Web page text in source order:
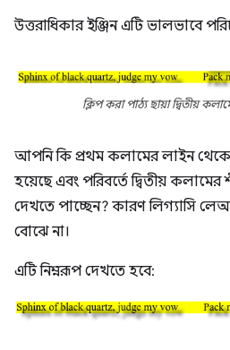
উত্তরাধিকার ইঞ্জিন এটি ভালভাবে
ক্লিপ করা পাঠ্য ছায়া দ্বিতীয়
আপনি কি প্রথম কলামের লাইন থেকে
হয়েছে এবং পরিবর্তে দ্বিতীয় কলামের
দেখতে পাচ্ছেন? কারণ লিগ্যাসি
বোঝে না।
এটি নিম্নরূপ দেখতে হবে: